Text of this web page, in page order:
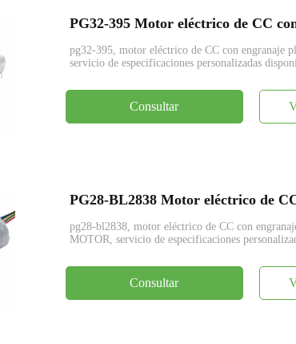
pg32-395, motor eléctrico de CC con engranaje
servicio de especificaciones personalizadas
Consultar
pg28-bl2838, motor eléctrico de CC con
MOTOR, servicio de especificaciones
Consultar